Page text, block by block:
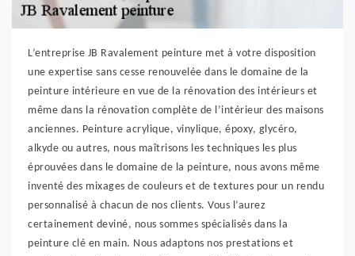
L’entreprise JB Ravalement peinture met à votre disposition
une expertise sans cesse renouvelée dans le domaine de la
peinture intérieure en vue de la rénovation des intérieurs et
même dans la rénovation complète de l’intérieur des maisons
anciennes. Peinture acrylique, vinylique, époxy, glycéro,
alkyde ou autres, nous maîtrisons les techniques les plus
éprouvées dans le domaine de la peinture, nous avons même
inventé des mixages de couleurs et de textures pour un rendu
personnalisé à chacun de nos clients. Vous l’aurez
certainement deviné, nous sommes spécialisés dans la
peinture clé en main. Nous adaptons nos prestations et